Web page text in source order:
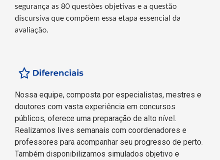
segurança as 80 questões objetivas e a questão
discursiva que compõem essa etapa essencial da
avaliação.
Nossa equipe, composta por especialistas, mestres e
doutores com vasta experiência em concursos
públicos, oferece uma preparação de alto nível.
Realizamos lives semanais com coordenadores e
professores para acompanhar seu progresso de perto.
Também disponibilizamos simulados objetivo e